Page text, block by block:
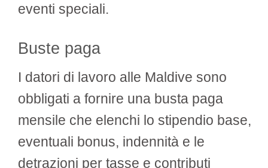
eventi speciali.
Buste paga
I datori di lavoro alle Maldive sono
obbligati a fornire una busta paga
mensile che elenchi lo stipendio base,
eventuali bonus, indennità e le
detrazioni per tasse e contributi